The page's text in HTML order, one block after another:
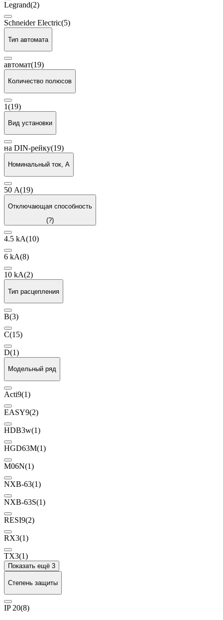
Legrand(2)
Schneider Electric(5)
Тип автомата
автомат(19)
Количество полюсов
1(19)
Вид установки
на DIN-рейку(19)
Номинальный ток, А
50 А(19)
Отключающая способность
(?)
4.5 kA(10)
6 kA(8)
10 kA(2)
Тип расцепления
B(3)
C(15)
D(1)
Модельный ряд
Acti9(1)
EASY9(2)
HDB3w(1)
HGD63M(1)
M06N(1)
NXB-63(1)
NXB-63S(1)
RESI9(2)
RX3(1)
TX3(1)
Показать ещё 3
Степень защиты
IP 20(8)